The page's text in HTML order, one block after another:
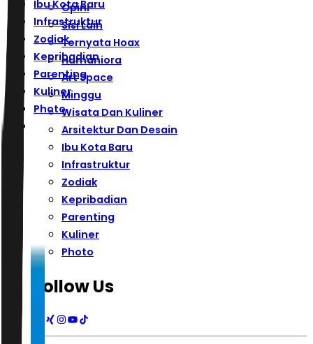
Ibu Kota Baru
Infrastruktur
Zodiak
Kepribadian
Parenting
Kuliner
Photo
Opini
Sisi Lain
Ternyata Hoax
Humaniora
Art Space
Minggu
Wisata Dan Kuliner
Arsitektur Dan Desain
Ibu Kota Baru
Infrastruktur
Zodiak
Kepribadian
Parenting
Kuliner
Photo
Follow Us